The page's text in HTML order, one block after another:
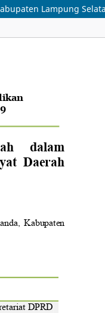
Lampung